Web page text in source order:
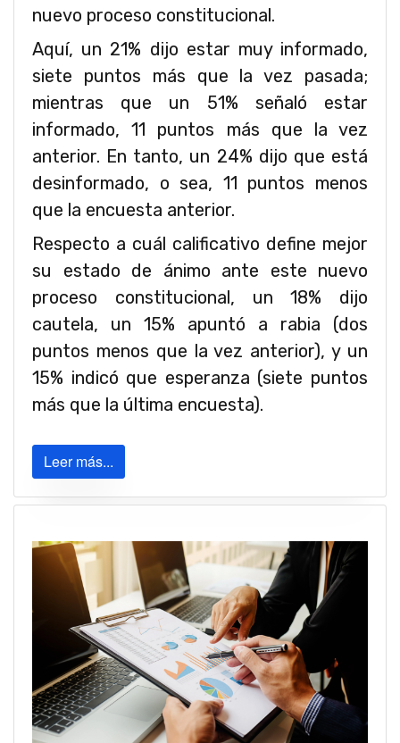
nuevo proceso constitucional.
Aquí, un 21% dijo estar muy informado,
siete puntos más que la vez pasada;
mientras que un 51% señaló estar
informado, 11 puntos más que la vez
anterior. En tanto, un 24% dijo que está
desinformado, o sea, 11 puntos menos
que la encuesta anterior.
Respecto a cuál calificativo define mejor
su estado de ánimo ante este nuevo
proceso constitucional, un 18% dijo
cautela, un 15% apuntó a rabia (dos
puntos menos que la vez anterior), y un
15% indicó que esperanza (siete puntos
más que la última encuesta).
Leer más...